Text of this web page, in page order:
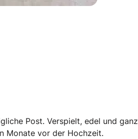
Post. Verspielt, edel und ganz
Monate vor der Hochzeit.